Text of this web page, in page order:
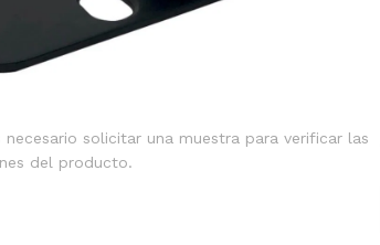
solicitar una muestra para verificar las
del producto.